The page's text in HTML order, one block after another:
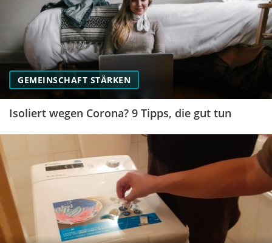
GEMEINSCHAFT STÄRKEN
Isoliert wegen Corona? 9 Tipps, die gut tun